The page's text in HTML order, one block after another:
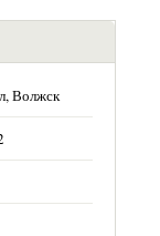
Волжск